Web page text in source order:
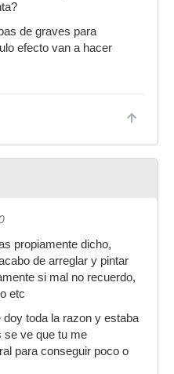
de graves para
efecto van a hacer
propiamente dicho,
de arreglar y pintar
si mal no recuerdo,
etc
doy toda la razon y estaba
se ve que tu me
para conseguir poco o